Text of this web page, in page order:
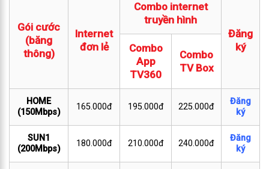
Gói cước
(băng
thông)
Internet
đơn lẻ
Combo internet
truyền hình
Đăng
ký
Combo
App
TV360
Combo
TV Box
HOME
(150Mbps)
165.000đ 195.000đ 225.000đ
Đăng
ký
SUN1
(200Mbps)
180.000đ 210.000đ 240.000đ
Đăng
ký